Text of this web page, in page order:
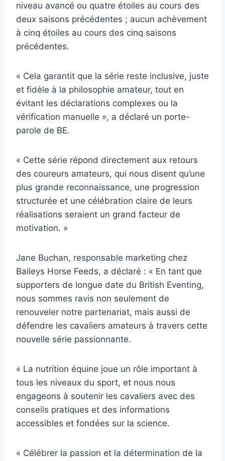
niveau avancé ou quatre étoiles au cours des
deux saisons précédentes ; aucun achèvement
à cinq étoiles au cours des cinq saisons
précédentes.
« Cela garantit que la série reste inclusive, juste
et fidèle à la philosophie amateur, tout en
évitant les déclarations complexes ou la
vérification manuelle », a déclaré un porte-
parole de BE.
« Cette série répond directement aux retours
des coureurs amateurs, qui nous disent qu’une
plus grande reconnaissance, une progression
structurée et une célébration claire de leurs
réalisations seraient un grand facteur de
motivation. »
Jane Buchan, responsable marketing chez
Baileys Horse Feeds, a déclaré : « En tant que
supporters de longue date du British Eventing,
nous sommes ravis non seulement de
renouveler notre partenariat, mais aussi de
défendre les cavaliers amateurs à travers cette
nouvelle série passionnante.
« La nutrition équine joue un rôle important à
tous les niveaux du sport, et nous nous
engageons à soutenir les cavaliers avec des
conseils pratiques et des informations
accessibles et fondées sur la science.
« Célébrer la passion et la détermination de la